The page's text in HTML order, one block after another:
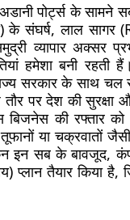
पोर्ट्स के सामने
के संघर्ष, लाल
व्यापार अक्सर
हमेशा बनी
सरकार के साथ चल
पर देश की सुरक्षा
बिजनेस की रफ्तार
या चक्रवातों
इन सब के बावजूद,
प्लान तैयार किया